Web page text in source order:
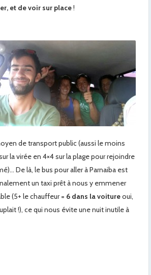
et de voir sur place!
de transport public (aussi le moins
la virée en 4×4 sur la plage pour rejoindre
De là, le bus pour aller à Parnaiba est
un taxi prêt à nous y emmener
(5+ le chauffeur = 6 dans la voitureoui,
!), ce qui nous évite une nuit inutile à